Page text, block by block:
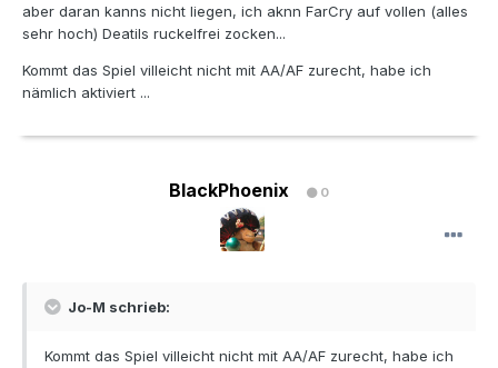
aber daran kanns nicht liegen, ich aknn FarCry auf vollen (alles
sehr hoch) Deatils ruckelfrei zocken...
Kommt das Spiel villeicht nicht mit AA/AF zurecht, habe ich
nämlich aktiviert ...
BlackPhoenix 0
Jo-M schrieb:
Kommt das Spiel villeicht nicht mit AA/AF zurecht, habe ich